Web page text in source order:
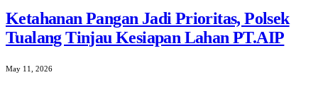
Ketahanan Pangan Jadi Prioritas, Polsek
Tualang Tinjau Kesiapan Lahan PT.AIP
May 11, 2026